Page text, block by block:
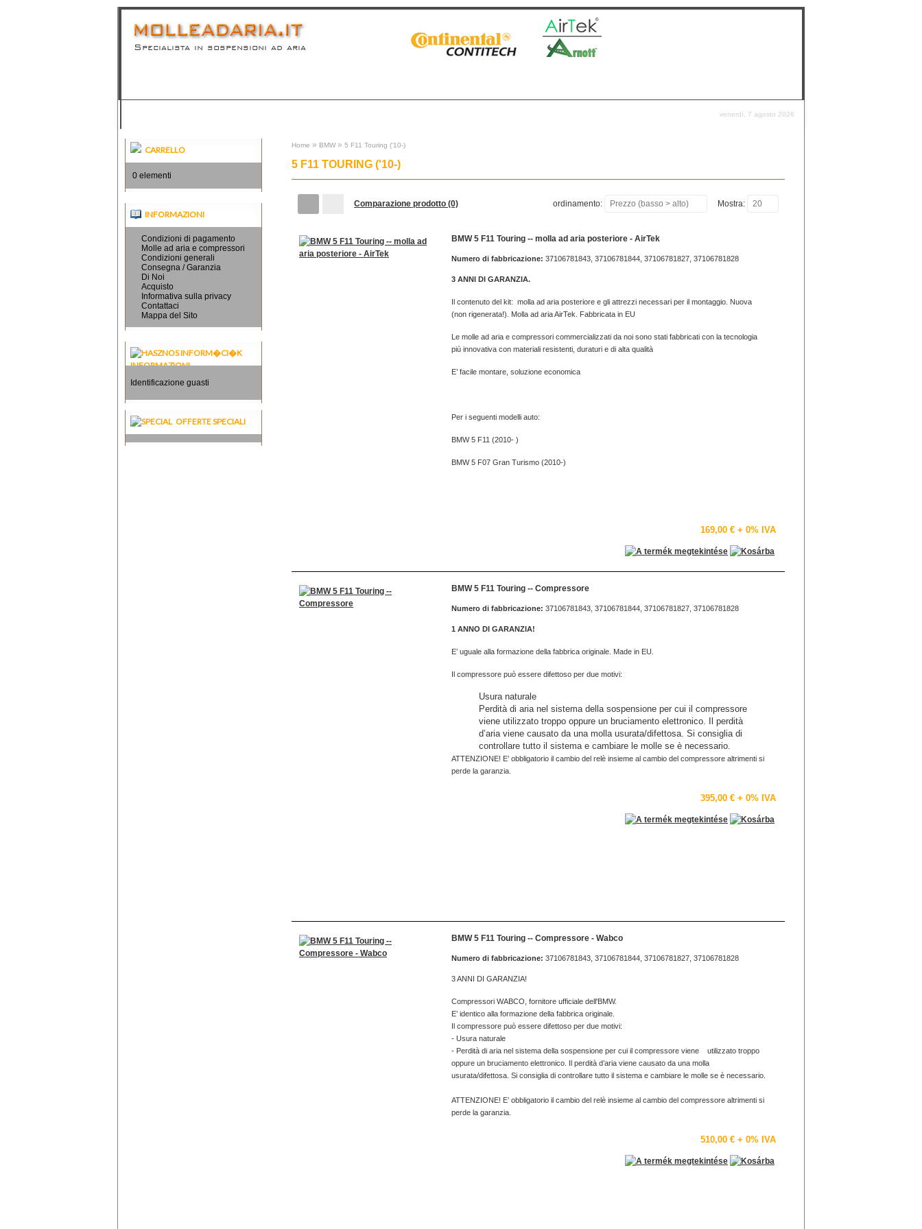
Specialista in sospensioni ad aria
venerdì, 7 agosto 2026
CARRELLO
0 elementi
INFORMAZIONI
Condizioni di pagamento
Molle ad aria e compressori
Condizioni generali
Consegna / Garanzia
Di Noi
Acquisto
Informativa sulla privacy
Contattaci
Mappa del Sito
INFORMAZIONI
Identificazione guasti
OFFERTE SPECIALI
Home » BMW» 5 F11 Touring ('10-)
5 F11 TOURING ('10-)
Mostra: 20
ordinamento: Prezzo (basso > alto)
Comparazione prodotto (0)
BMW 5 F11 Touring -- molla ad aria posteriore - AirTek
Numero di fabbricazione: 37106781843, 37106781844, 37106781827, 37106781828
3 ANNI DI GARANZIA.
Il contenuto del kit: molla ad aria posteriore e gli attrezzi necessari per il montaggio. Nuova
(non rigenerata!). Molla ad aria AirTek. Fabbricata in EU
Le molle ad aria e compressori commercializzati da noi sono stati fabbricati con la tecnologia
più innovativa con materiali resistenti, duraturi e di alta qualità
E’ facile montare, soluzione economica
Per i seguenti modelli auto:
BMW 5 F11 (2010- )
BMW 5 F07 Gran Turismo (2010-)
169,00 € + 0% IVA
BMW 5 F11 Touring -- Compressore
Numero di fabbricazione: 37106781843, 37106781844, 37106781827, 37106781828
1 ANNO DI GARANZIA!
E’ uguale alla formazione della fabbrica originale. Made in EU.
Il compressore può essere difettoso per due motivi:
Usura naturale
Perdità di aria nel sistema della sospensione per cui il compressore
viene utilizzato troppo oppure un bruciamento elettronico. Il perdità
d’aria viene causato da una molla usurata/difettosa. Si consiglia di
controllare tutto il sistema e cambiare le molle se è necessario.
ATTENZIONE! E’ obbligatorio il cambio del relè insieme al cambio del compressore altrimenti si
perde la garanzia.
395,00 € + 0% IVA
BMW 5 F11 Touring -- Compressore - Wabco
Numero di fabbricazione: 37106781843, 37106781844, 37106781827, 37106781828
3 ANNI DI GARANZIA!
Compressori WABCO, fornitore ufficiale dell'BMW.
E’ identico alla formazione della fabbrica originale.
Il compressore può essere difettoso per due motivi:
- Usura naturale
- Perdità di aria nel sistema della sospensione per cui il compressore viene utilizzato troppo
oppure un bruciamento elettronico. Il perdità d’aria viene causato da una molla
usurata/difettosa. Si consiglia di controllare tutto il sistema e cambiare le molle se è necessario.
ATTENZIONE! E’ obbligatorio il cambio del relè insieme al cambio del compressore altrimenti si
perde la garanzia.
510,00 € + 0% IVA